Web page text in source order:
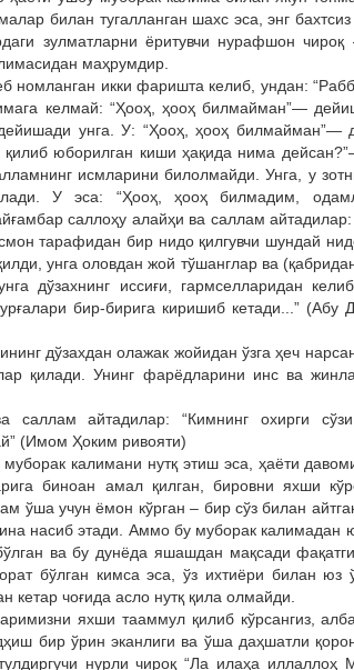
билан тугалланган шахс эса, энг
зулматларни ёритувчи нурафшон чироқ
маҳрумдир.
номланган икки фаришта келиб, ундан:
келмай: “Ҳооҳ, ҳооҳ билмайман”—
унга. У: “Ҳооҳ, ҳооҳ билмайман”—
қилиб юборилган киши ҳақида нима
исмларини билолмайди. Унга, у
У эса: “Ҳооҳ, ҳооҳ билмадим,
саллоҳу алайҳи ва саллам айтадилар:
тарафидан бир нидо қилгувчи шундай
унга оловдан жой тўшанглар ва
дўзахнинг иссиғи, гармселларидан
бир-бирига киришиб кетади...” (Абу
дўзахдан олажак жойидан ўзга ҳеч
қилади. Унинг фарёдларини инс ва
саллам айтадилар: “Кимнинг охирги
(Имом Ҳоким ривояти)
калимани нутқ этиш эса, ҳаёти
биноан амал қилган, бировни яхши
ўша учун ёмон кўрган – бир сўз билан
насиб этади. Аммо бу муборак калимадан
ва бу дунёда яшашдан мақсади
бўлган кимса эса, ўз ихтиёри билан юз
кетар чоғида асло нутқ қила олмайди.
яхши тааммул қилиб кўрсангиз,
бир ўрин эканлиги ва ўша даҳшатли
нурли чироқ “Ла илаҳа иллаллоҳ